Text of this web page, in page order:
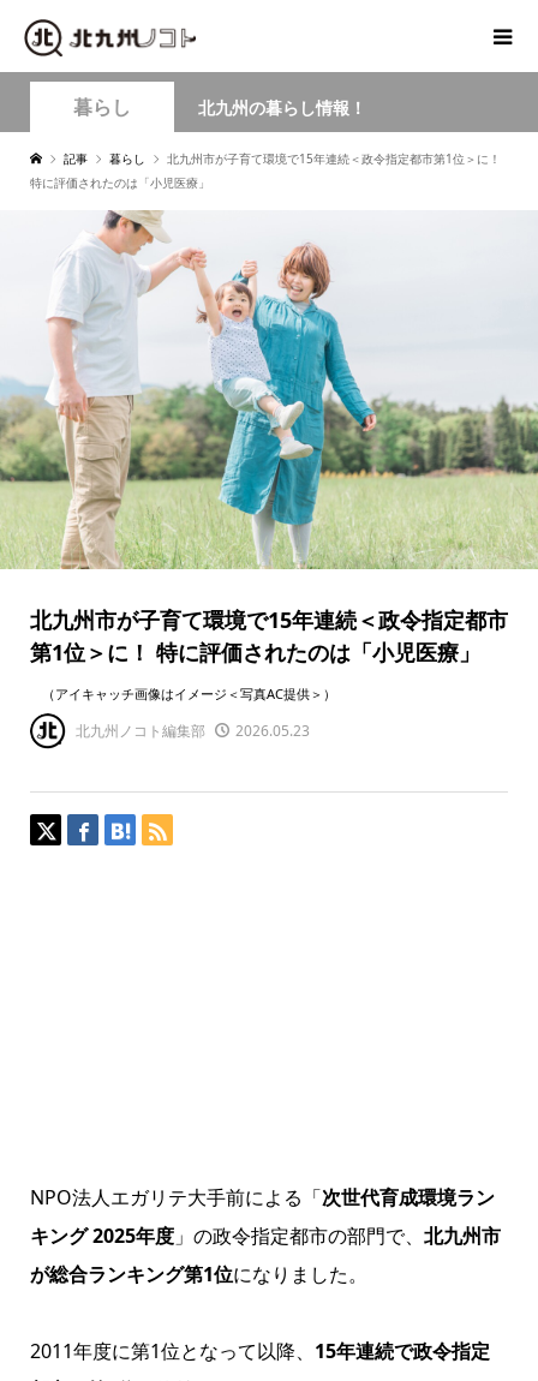
暮らし 北九州の暮らし情報！
記事 暮らし
北九州市が子育て環境で15年連続＜政令指定都市第1位＞に！
特に評価されたのは「小児医療」
北九州市が子育て環境で15年連続＜政令指定都市
第1位＞に！ 特に評価されたのは「小児医療」
（アイキャッチ画像はイメージ＜写真AC提供＞）
北九州ノコト編集部 2026.05.23
NPO法人エガリテ大手前による「次世代育成環境ラン
キング 2025年度」の政令指定都市の部門で、 北九州市
が総合ランキング第1位になりました。
2011年度に第1位となって以降、 15年連続で政令指定